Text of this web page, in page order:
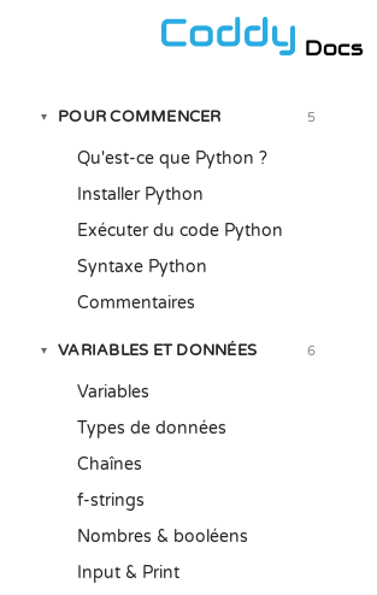
Docs
▾ POUR COMMENCER 5
Qu'est-ce que Python ?
Installer Python
Exécuter du code Python
Syntaxe Python
Commentaires
▾ VARIABLES ET DONNÉES 6
Variables
Types de données
Chaînes
f-strings
Nombres & booléens
Input & Print